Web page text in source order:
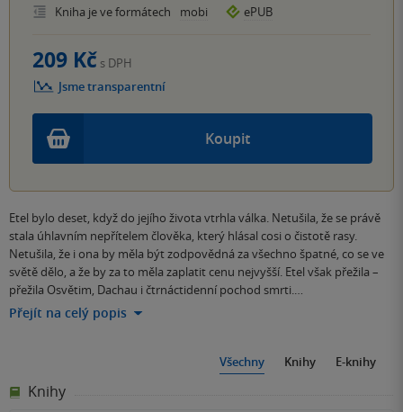
Kniha je ve formátech
mobi ePUB
Koupit
209 Kč s DPH
Jsme transparentní
Etel bylo deset, když do jejího života vtrhla válka. Netušila, že se právě
stala úhlavním nepřítelem člověka, který hlásal cosi o čistotě rasy.
Netušila, že i ona by měla být zodpovědná za všechno špatné, co se ve
světě dělo, a že by za to měla zaplatit cenu nejvyšší. Etel však přežila –
přežila Osvětim, Dachau i čtrnáctidenní pochod smrti.…
Přejít na celý popis
Všechny Knihy E-knihy
Knihy